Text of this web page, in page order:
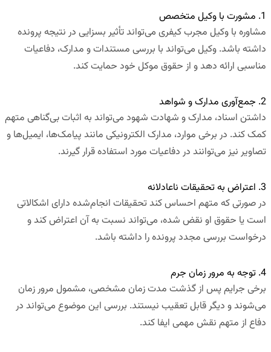
1. مشورت با وکیل متخصص
مشاوره با وکیل مجرب کیفری می‌تواند تأثیر بسزایی در نتیجه پرونده
داشته باشد. وکیل می‌تواند با بررسی مستندات و مدارک، دفاعیات
مناسبی ارائه دهد و از حقوق موکل خود حمایت کند.
2. جمع‌آوری مدارک و شواهد
داشتن اسناد، مدارک و شهادت شهود می‌تواند به اثبات بی‌گناهی متهم
کمک کند. در برخی موارد، مدارک الکترونیکی مانند پیامک‌ها، ایمیل‌ها و
تصاویر نیز می‌توانند در دفاعیات مورد استفاده قرار گیرند.
3. اعتراض به تحقیقات ناعادلانه
در صورتی که متهم احساس کند تحقیقات انجام‌شده دارای اشکالاتی
است یا حقوق او نقض شده، می‌تواند نسبت به آن اعتراض کند و
درخواست بررسی مجدد پرونده را داشته باشد.
4. توجه به مرور زمان جرم
برخی جرایم پس از گذشت مدت زمان مشخصی، مشمول مرور زمان
می‌شوند و دیگر قابل تعقیب نیستند. بررسی این موضوع می‌تواند در
دفاع از متهم نقش مهمی ایفا کند.